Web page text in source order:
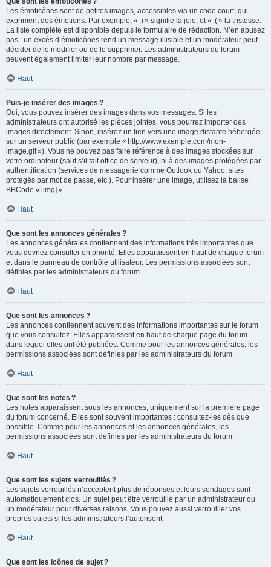
Les émoticônes sont de petites images, accessibles via un code court, qui
expriment des émotions. Par exemple, « :) » signifie la joie, et « :( » la tristesse.
La liste complète est disponible depuis le formulaire de rédaction. N’en abusez
pas : un excès d’émoticônes rend un message illisible et un modérateur peut
décider de le modifier ou de le supprimer. Les administrateurs du forum
peuvent également limiter leur nombre par message.
Haut
Puis-je insérer des images ?
Oui, vous pouvez insérer des images dans vos messages. Si les
administrateurs ont autorisé les pièces jointes, vous pourrez importer des
images directement. Sinon, insérez un lien vers une image distante hébergée
sur un serveur public (par exemple « http://www.exemple.com/mon-
image.gif »). Vous ne pouvez pas faire référence à des images stockées sur
votre ordinateur (sauf s’il fait office de serveur), ni à des images protégées par
authentification (services de messagerie comme Outlook ou Yahoo, sites
protégés par mot de passe, etc.). Pour insérer une image, utilisez la balise
BBCode « [img] ».
Haut
Que sont les annonces générales ?
Les annonces générales contiennent des informations très importantes que
vous devriez consulter en priorité. Elles apparaissent en haut de chaque forum
et dans le panneau de contrôle utilisateur. Les permissions associées sont
définies par les administrateurs du forum.
Haut
Que sont les annonces ?
Les annonces contiennent souvent des informations importantes sur le forum
que vous consultez. Elles apparaissent en haut de chaque page du forum
dans lequel elles ont été publiées. Comme pour les annonces générales, les
permissions associées sont définies par les administrateurs du forum.
Haut
Que sont les notes ?
Les notes apparaissent sous les annonces, uniquement sur la première page
du forum concerné. Elles sont souvent importantes : consultez-les dès que
possible. Comme pour les annonces et les annonces générales, les
permissions associées sont définies par les administrateurs du forum.
Haut
Que sont les sujets verrouillés ?
Les sujets verrouillés n’acceptent plus de réponses et leurs sondages sont
automatiquement clos. Un sujet peut être verrouillé par un administrateur ou
un modérateur pour diverses raisons. Vous pouvez aussi verrouiller vos
propres sujets si les administrateurs l’autorisent.
Haut
Que sont les icônes de sujet ?